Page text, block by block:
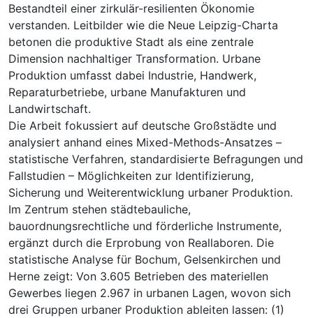
Bestandteil einer zirkulär-resilienten Ökonomie
verstanden. Leitbilder wie die Neue Leipzig-Charta
betonen die produktive Stadt als eine zentrale
Dimension nachhaltiger Transformation. Urbane
Produktion umfasst dabei Industrie, Handwerk,
Reparaturbetriebe, urbane Manufakturen und
Landwirtschaft.
Die Arbeit fokussiert auf deutsche Großstädte und
analysiert anhand eines Mixed-Methods-Ansatzes –
statistische Verfahren, standardisierte Befragungen und
Fallstudien – Möglichkeiten zur Identifizierung,
Sicherung und Weiterentwicklung urbaner Produktion.
Im Zentrum stehen städtebauliche,
bauordnungsrechtliche und förderliche Instrumente,
ergänzt durch die Erprobung von Reallaboren. Die
statistische Analyse für Bochum, Gelsenkirchen und
Herne zeigt: Von 3.605 Betrieben des materiellen
Gewerbes liegen 2.967 in urbanen Lagen, wovon sich
drei Gruppen urbaner Produktion ableiten lassen: (1)